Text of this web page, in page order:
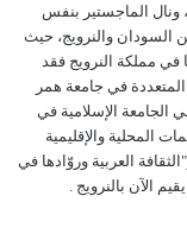
الإسلامي حيث تخرج في عام 1991م، ونال الماجستير بنفس
في كل من السودان والنرويج، حيث
بجامعة النيلين عام 2006م، أما في مملكة النرويج فقد
في جامعة همر
الجامعة الإسلامية في
المحلية والإقليمية
"ديوان الشاعر بعدلي" عام 2002م ، و"الثقافة العربية وروّادها في